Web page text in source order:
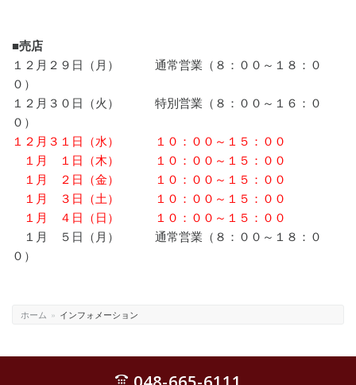
■売店
１２月２９日（月） 通常営業（８：００～１８：０
０）
１２月３０日（火） 特別営業（８：００～１６：０
０）
１２月３１日（水） １０：００～１５：００
１月 １日（木） １０：００～１５：００
１月 ２日（金） １０：００～１５：００
１月 ３日（土） １０：００～１５：００
１月 ４日（日） １０：００～１５：００
１月 ５日（月） 通常営業（８：００～１８：０
０）
ホーム » インフォメーション